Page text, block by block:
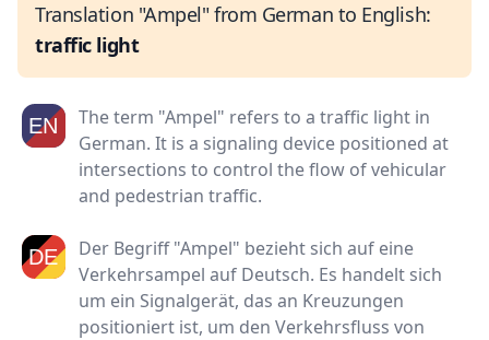
Translation "Ampel" from German to English:
traffic light
The term "Ampel" refers to a traffic light in
German. It is a signaling device positioned at
intersections to control the flow of vehicular
and pedestrian traffic.
Der Begriff "Ampel" bezieht sich auf eine
Verkehrsampel auf Deutsch. Es handelt sich
um ein Signalgerät, das an Kreuzungen
positioniert ist, um den Verkehrsfluss von